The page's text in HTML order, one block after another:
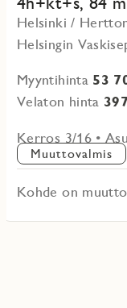
Helsinki /
Helsingin
Myyntihinta 53
Velaton hinta
Kerros 3/16 •
Muuttovalmis
Kohde on